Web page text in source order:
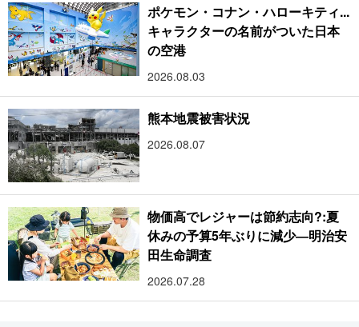
ポケモン・コナン・ハローキティ...
キャラクターの名前がついた日本
の空港
2026.08.03
熊本地震被害状況
2026.08.07
物価高でレジャーは節約志向?:夏
休みの予算5年ぶりに減少―明治安
田生命調査
2026.07.28